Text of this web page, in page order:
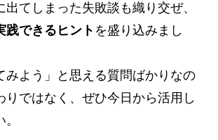
出てしまった失敗談も織り交ぜ、
践できるヒント を盛り込みまし
みよう」と思える質問ばかりなの
りではなく、ぜひ今日から活用し